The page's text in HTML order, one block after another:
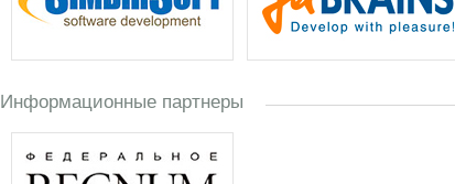
Информационные партнеры